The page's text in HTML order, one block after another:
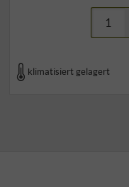
klimatisiert gelagert